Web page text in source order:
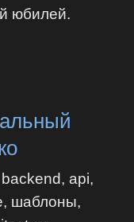
юбилей.
api,
шаблоны,